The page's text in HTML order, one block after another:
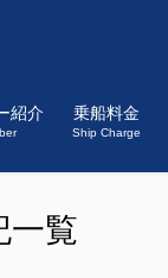
紹介 乗船料金
Ship Charge
一覧